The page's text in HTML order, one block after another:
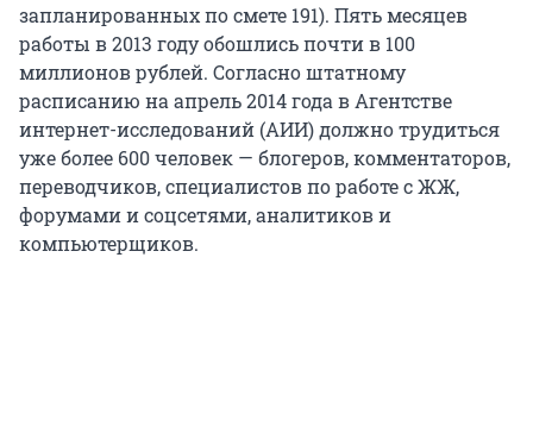
запланированных по смете 191). Пять месяцев
работы в 2013 году обошлись почти в 100
миллионов рублей. Согласно штатному
расписанию на апрель 2014 года в Агентстве
интернет-исследований (АИИ) должно трудиться
уже более 600 человек — блогеров, комментаторов,
переводчиков, специалистов по работе с ЖЖ,
форумами и соцсетями, аналитиков и
компьютерщиков.